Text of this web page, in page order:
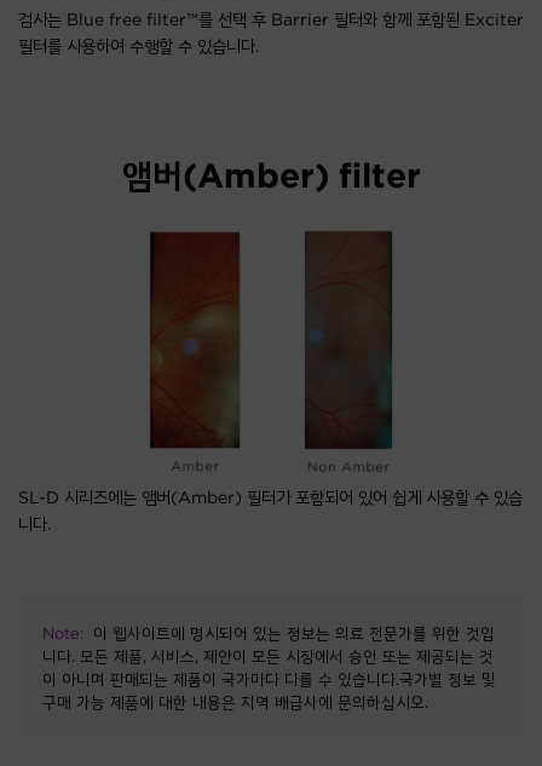
검사는 Blue free filter™를 선택 후 Barrier 필터와 함께 포함된 Exciter
필터를 사용하여 수행할 수 있습니다.
앰버(Amber) filter
SL-D 시리즈에는 앰버(Amber) 필터가 포함되어 있어 쉽게 사용할 수 있습
니다.
Note: 이 웹사이트에 명시되어 있는 정보는 의료 전문가를 위한 것입
니다. 모든 제품, 서비스, 제안이 모든 시장에서 승인 또는 제공되는 것
이 아니며 판매되는 제품이 국가마다 다를 수 있습니다.국가별 정보 및
구매 가능 제품에 대한 내용은 지역 배급사에 문의하십시오.